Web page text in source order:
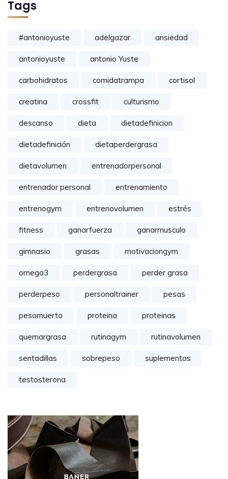
Tags
#antonioyuste adelgazar ansiedad
antonioyuste antonio Yuste
carbohidratos comidatrampa cortisol
creatina crossfit culturismo
descanso dieta dietadefinicion
dietadefinición dietaperdergrasa
dietavolumen entrenadorpersonal
entrenador personal entrenamiento
entrenogym entrenovolumen estrés
fitness ganarfuerza ganarmusculo
gimnasio grasas motivaciongym
omega3 perdergrasa perder grasa
perderpeso personaltrainer pesas
pesomuerto proteina proteinas
quemargrasa rutinagym rutinavolumen
sentadillas sobrepeso suplementos
testosterona